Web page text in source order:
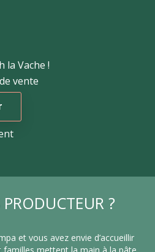
la Vache !
vente
?
et vous avez envie d’accueillir
mettent la main à la pâte